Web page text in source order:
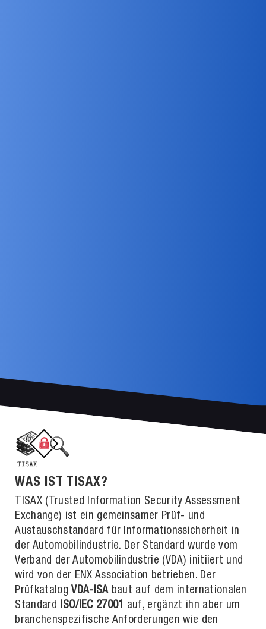
WAS IST TISAX?
TISAX (Trusted Information Security Assessment
Exchange) ist ein gemeinsamer Prüf- und
Austauschstandard für Informationssicherheit in
der Automobilindustrie. Der Standard wurde vom
Verband der Automobilindustrie (VDA) initiiert und
wird von der ENX Association betrieben. Der
PrüfkatalogVDA-ISAbaut auf dem internationalen
Standard ISO/IEC 27001 auf, ergänzt ihn aber um
branchenspezifische Anforderungen wie den